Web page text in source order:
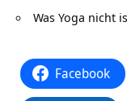
Was Yoga nicht
Facebook